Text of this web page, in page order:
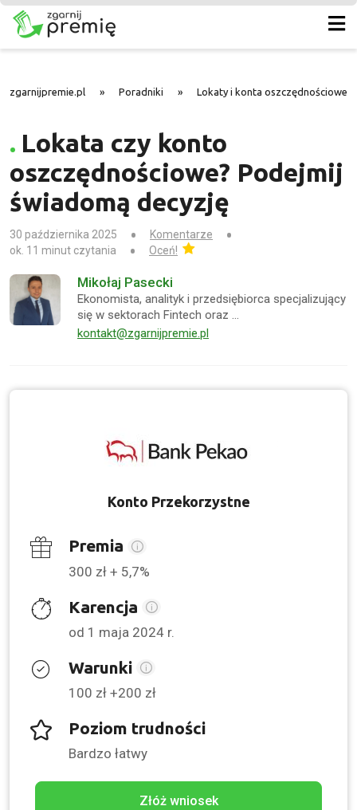
zgarnijpremie.pl » Poradniki » Lokaty i konta oszczędnościowe
Lokata czy konto
oszczędnościowe? Podejmij
świadomą decyzję
30 października 2025
Komentarze
ok. 11 minut czytania
Oceń!
Mikołaj Pasecki
Ekonomista, analityk i przedsiębiorca specjalizujący
się w sektorach Fintech oraz …
kontakt@zgarnijpremie.pl
Konto Przekorzystne
Premia
300 zł + 5,7%
Karencja
od 1 maja 2024 r.
Warunki
100 zł +200 zł
Poziom trudności
Bardzo łatwy
Złóż wniosek